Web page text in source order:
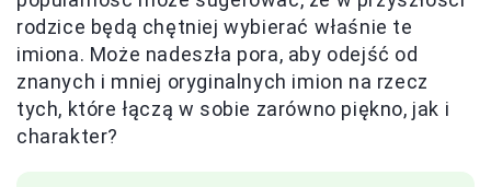
rodzice będą chętniej wybierać właśnie te
imiona. Może nadeszła pora, aby odejść od
znanych i mniej oryginalnych imion na rzecz
tych, które łączą w sobie zarówno piękno, jak i
charakter?